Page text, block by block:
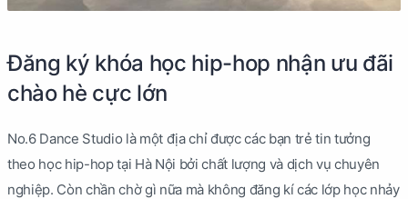
Đăng ký khóa học hip-hop nhận ưu đãi
chào hè cực lớn
No.6 Dance Studio là một địa chỉ được các bạn trẻ tin tưởng
theo học hip-hop tại Hà Nội bởi chất lượng và dịch vụ chuyên
nghiệp. Còn chần chờ gì nữa mà không đăng kí các lớp học nhảy